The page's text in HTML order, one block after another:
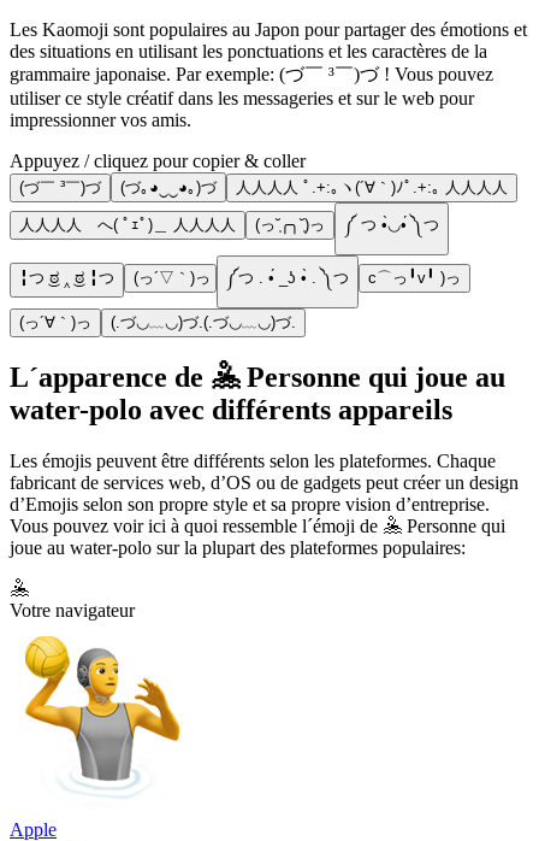
Les Kaomoji sont populaires au Japon pour partager des émotions et
des situations en utilisant les ponctuations et les caractères de la
grammaire japonaise. Par exemple: (づ￣ ³￣)づ ! Vous pouvez
utiliser ce style créatif dans les messageries et sur le web pour
impressionner vos amis.
Appuyez / cliquez pour copier & coller
(づ￣ ³￣)づ (づ｡◕‿‿◕｡)づ 人人人人 ﾟ.+:｡ヽ(´∀｀)ﾉﾟ.+:｡ 人人人人
人人人人 へ( ﾟｪﾟ)＿ 人人人人 (っ˘̩╭╮˘̩)っ ༼ つ •̀◡•́ ༽つ
╏つ ͜ಠ ‸ ͜ಠ ╏つ (っ´▽｀)っ ༼つ . •́ _ʖ •̀ . ༽つ c⌒っ╹v╹ )っ
(っ´∀｀)っ (.づ◡﹏◡)づ.(.づ◡﹏◡)づ.
L´apparence de 🤽 Personne qui joue au
water-polo avec différents appareils
Les émojis peuvent être différents selon les plateformes. Chaque
fabricant de services web, d’OS ou de gadgets peut créer un design
d’Emojis selon son propre style et sa propre vision d’entreprise.
Vous pouvez voir ici à quoi ressemble l´émoji de 🤽 Personne qui
joue au water-polo sur la plupart des plateformes populaires:
🤽
Votre navigateur
Apple